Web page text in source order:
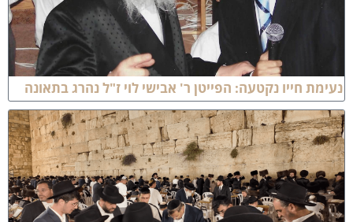
חייו נקטעה: הפייטן ר' אבישי לוי ז"ל נהרג בתאונה